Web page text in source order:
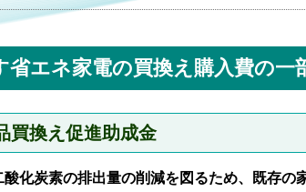
省エネ家電の買換え購入費の一
買換え促進助成金
化炭素の排出量の削減を図るため、既存の